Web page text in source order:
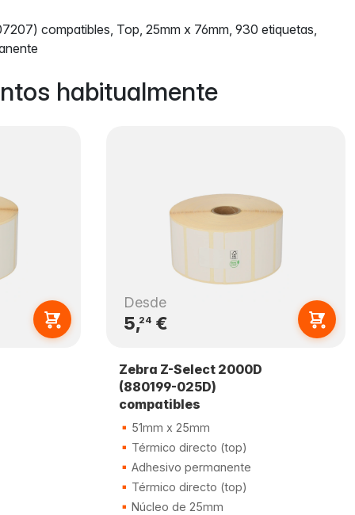
compatibles, Top, 25mm x 76mm, 930 etiquetas,
habitualmente
Desde
5,24€
Zebra Z-Select 2000D
(880199-025D)
compatibles
51mm x 25mm
Térmico directo (top)
Adhesivo permanente
Térmico directo (top)
Núcleo de 25mm